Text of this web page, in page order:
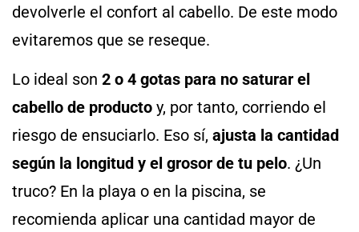
devolverle el confort al cabello. De este modo
evitaremos que se reseque.
Lo ideal son 2 o 4 gotas para no saturar el
cabello de producto y, por tanto, corriendo el
riesgo de ensuciarlo. Eso sí, ajusta la cantidad
según la longitud y el grosor de tu pelo. ¿Un
truco? En la playa o en la piscina, se
recomienda aplicar una cantidad mayor de